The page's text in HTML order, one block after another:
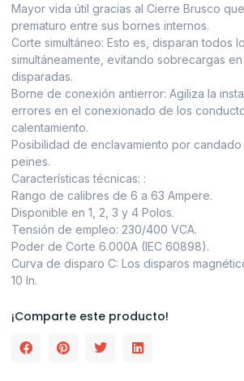
Mayor vida útil gracias al Cierre Brusco
prematuro entre sus bornes internos.
Corte simultáneo: Esto es, disparan todos
simultáneamente, evitando sobrecargas
disparadas.
Borne de conexión antierror: Agiliza la
errores en el conexionado de los
calentamiento.
Posibilidad de enclavamiento por
peines.
Características técnicas: :
Rango de calibres de 6 a 63 Ampere.
Disponible en 1, 2, 3 y 4 Polos.
Tensión de empleo: 230/400 VCA.
Poder de Corte 6.000A (IEC 60898).
Curva de disparo C: Los disparos
10 In.
¡Comparte este producto!